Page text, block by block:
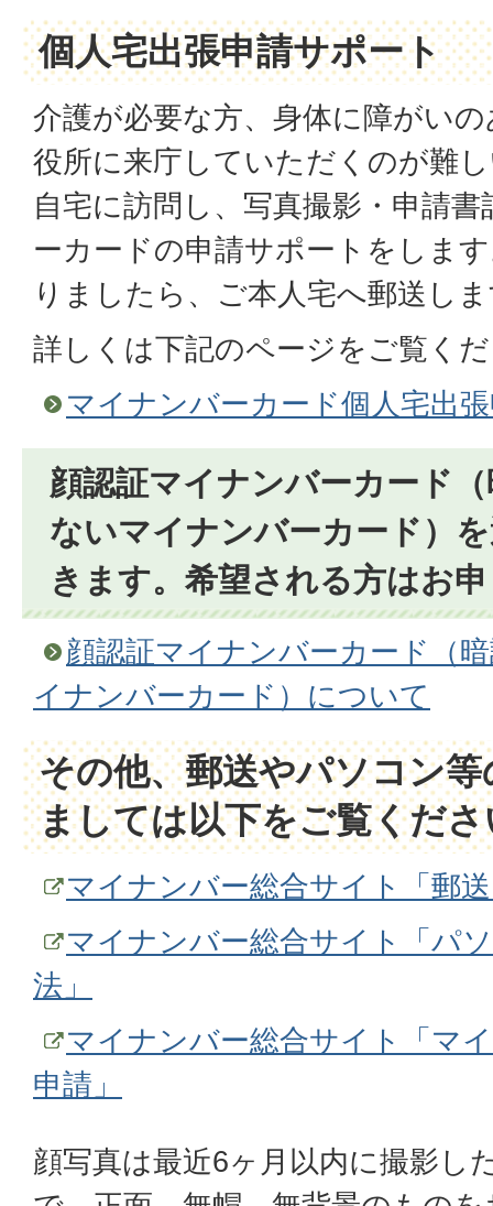
個人宅出張申請サポート
介護が必要な方、身体に障がい
役所に来庁していただくのが難
自宅に訪問し、写真撮影・申請
ーカードの申請サポートをしま
りましたら、ご本人宅へ郵送し
詳しくは下記のページをご覧く
マイナンバーカード個人宅出
顔認証マイナンバーカード
ないマイナンバーカード）
きます。希望される方はお
顔認証マイナンバーカード（
イナンバーカード）について
その他、郵送やパソコン
ましては以下をご覧くださ
マイナンバー総合サイト「郵
マイナンバー総合サイト「パ
法」
マイナンバー総合サイト「マ
申請」
顔写真は最近6ヶ月以内に撮影し